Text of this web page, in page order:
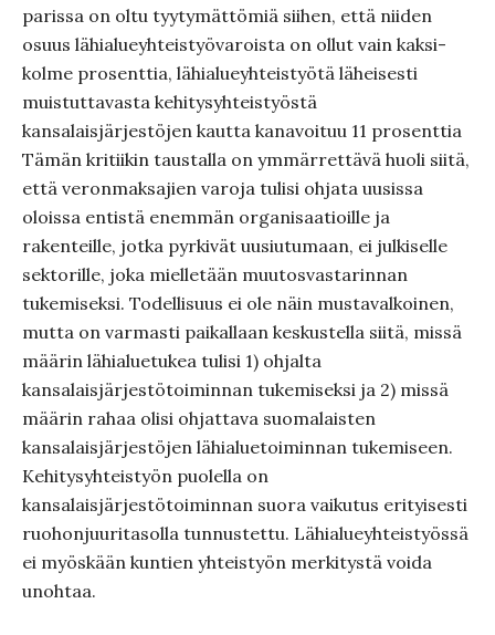
parissa on oltu tyytymättömiä siihen, että niiden
osuus lähialueyhteistyövaroista on ollut vain kaksi-
kolme prosenttia, lähialueyhteistyötä läheisesti
muistuttavasta kehitysyhteistyöstä
kansalaisjärjestöjen kautta kanavoituu 11 prosenttia
Tämän kritiikin taustalla on ymmärrettävä huoli siitä,
että veronmaksajien varoja tulisi ohjata uusissa
oloissa entistä enemmän organisaatioille ja
rakenteille, jotka pyrkivät uusiutumaan, ei julkiselle
sektorille, joka mielletään muutosvastarinnan
tukemiseksi. Todellisuus ei ole näin mustavalkoinen,
mutta on varmasti paikallaan keskustella siitä, missä
määrin lähialuetukea tulisi 1) ohjalta
kansalaisjärjestötoiminnan tukemiseksi ja 2) missä
määrin rahaa olisi ohjattava suomalaisten
kansalaisjärjestöjen lähialuetoiminnan tukemiseen.
Kehitysyhteistyön puolella on
kansalaisjärjestötoiminnan suora vaikutus erityisesti
ruohonjuuritasolla tunnustettu. Lähialueyhteistyössä
ei myöskään kuntien yhteistyön merkitystä voida
unohtaa.